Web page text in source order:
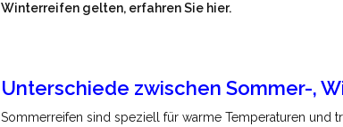
Winterreifen gelten, erfahren Sie hier.
Unterschiede zwischen Sommer-,
Sommerreifen sind speziell für warme Temperaturen und